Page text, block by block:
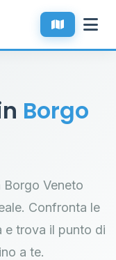
Borgo
Veneto
Confronta le
e trova il punto di
a te.